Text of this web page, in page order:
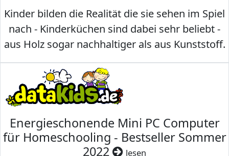
Kinder bilden die Realität die sie sehen im Spiel
nach - Kinderküchen sind dabei sehr beliebt -
aus Holz sogar nachhaltiger als aus Kunststoff.
Energieschonende Mini PC Computer
für Homeschooling - Bestseller Sommer
2022
lesen